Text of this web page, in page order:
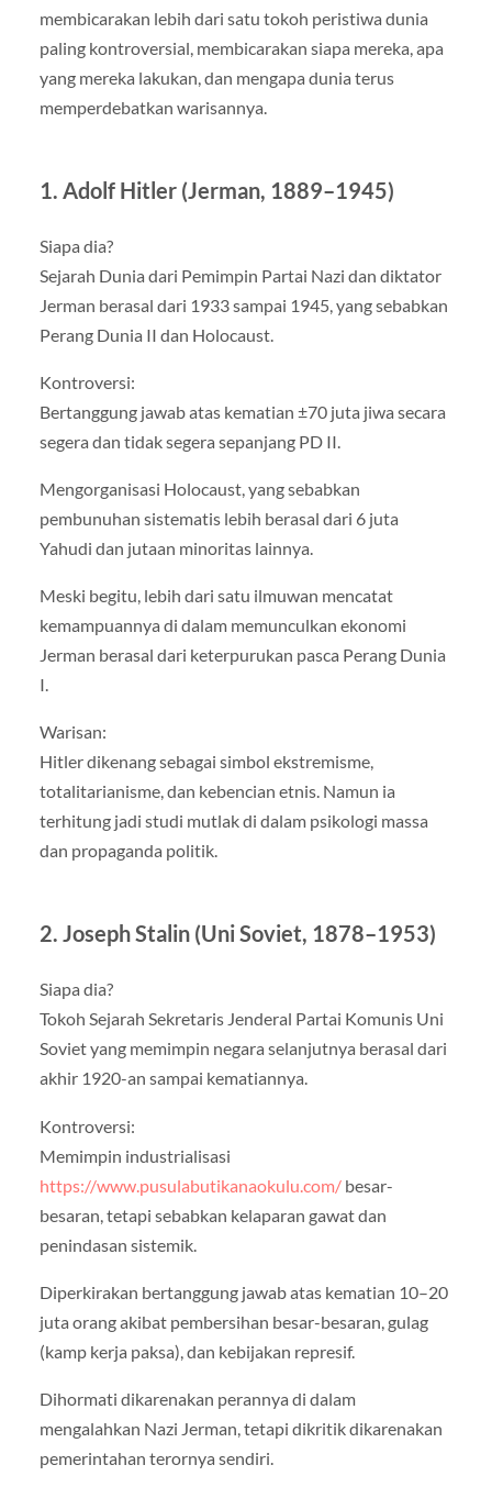
membicarakan lebih dari satu tokoh peristiwa dunia
paling kontroversial, membicarakan siapa mereka, apa
yang mereka lakukan, dan mengapa dunia terus
memperdebatkan warisannya.
1. Adolf Hitler (Jerman, 1889–1945)
Siapa dia?
Sejarah Dunia dari Pemimpin Partai Nazi dan diktator
Jerman berasal dari 1933 sampai 1945, yang sebabkan
Perang Dunia II dan Holocaust.
Kontroversi:
Bertanggung jawab atas kematian ±70 juta jiwa secara
segera dan tidak segera sepanjang PD II.
Mengorganisasi Holocaust, yang sebabkan
pembunuhan sistematis lebih berasal dari 6 juta
Yahudi dan jutaan minoritas lainnya.
Meski begitu, lebih dari satu ilmuwan mencatat
kemampuannya di dalam memunculkan ekonomi
Jerman berasal dari keterpurukan pasca Perang Dunia
I.
Warisan:
Hitler dikenang sebagai simbol ekstremisme,
totalitarianisme, dan kebencian etnis. Namun ia
terhitung jadi studi mutlak di dalam psikologi massa
dan propaganda politik.
2. Joseph Stalin (Uni Soviet, 1878–1953)
Siapa dia?
Tokoh Sejarah Sekretaris Jenderal Partai Komunis Uni
Soviet yang memimpin negara selanjutnya berasal dari
akhir 1920-an sampai kematiannya.
Kontroversi:
Memimpin industrialisasi
https://www.pusulabutikanaokulu.com/besar-
besaran, tetapi sebabkan kelaparan gawat dan
penindasan sistemik.
Diperkirakan bertanggung jawab atas kematian 10–20
juta orang akibat pembersihan besar-besaran, gulag
(kamp kerja paksa), dan kebijakan represif.
Dihormati dikarenakan perannya di dalam
mengalahkan Nazi Jerman, tetapi dikritik dikarenakan
pemerintahan terornya sendiri.